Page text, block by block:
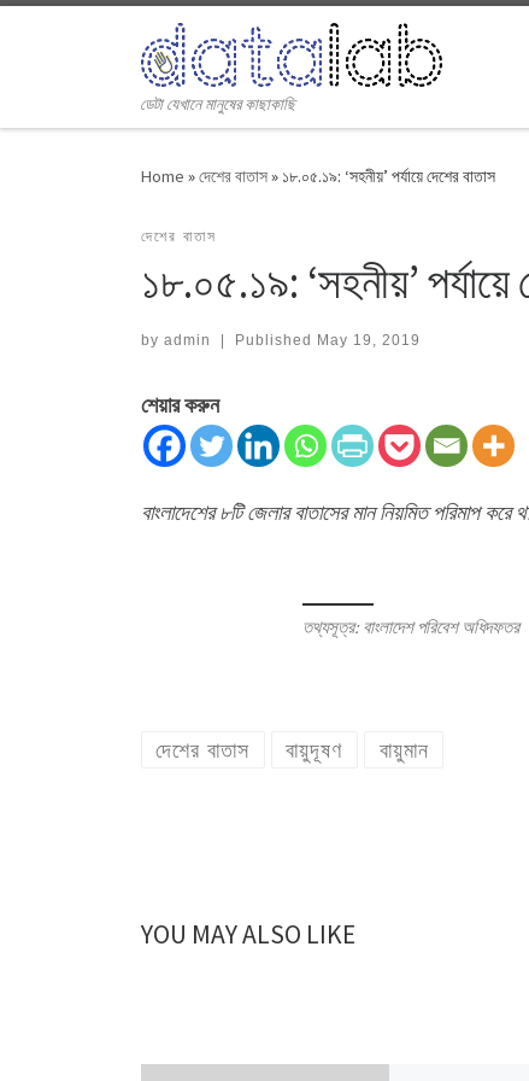
ডেটা যেখানে মানুষের কাছাকাছি
Home »দেশের বাতাস» ১৮.০৫.১৯: ‘সহনীয়’ পর্যায়ে দেশের বাতাস
দেশের বাতাস
১৮.০৫.১৯: ‘সহনীয়’ পর্যায়ে
by admin | Published May 19, 2019
শেয়ার করুন
বাংলাদেশের ৮টি জেলার বাতাসের মান নিয়মিত পরিমাপ
তথ্যসূত্র: বাংলাদেশ পরিবেশ অধিদফতর
দেশের বাতাস বায়ুদূষণ বায়ুমান
YOU MAY ALSO LIKE